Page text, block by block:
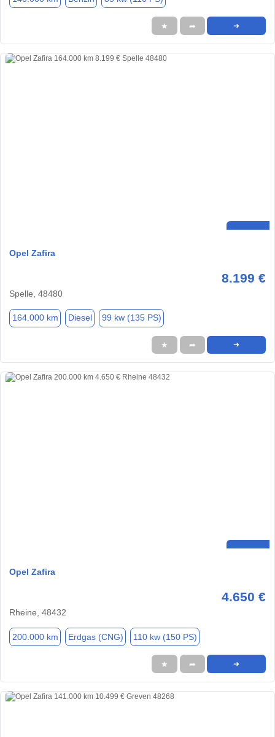
★ ➦ ➜
Opel Zafira
8.199 €
Spelle, 48480
164.000 km Diesel 99 kw (135 PS)
★ ➦ ➜
Opel Zafira
4.650 €
Rheine, 48432
200.000 km Erdgas (CNG) 110 kw (150 PS)
★ ➦ ➜